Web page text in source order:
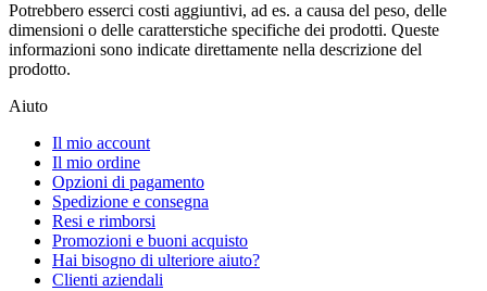
Potrebbero esserci costi aggiuntivi, ad es. a causa del peso, delle
dimensioni o delle caratterstiche specifiche dei prodotti. Queste
informazioni sono indicate direttamente nella descrizione del
prodotto.
Aiuto
Il mio account
Il mio ordine
Opzioni di pagamento
Spedizione e consegna
Resi e rimborsi
Promozioni e buoni acquisto
Hai bisogno di ulteriore aiuto?
Clienti aziendali